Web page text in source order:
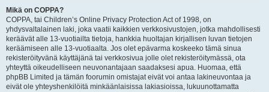
Mikä on COPPA?
COPPA, tai Children’s Online Privacy Protection Act of 1998, on
yhdysvaltalainen laki, joka vaatii kaikkien verkkosivustojen, jotka mahdollisesti
keräävät alle 13-vuotiailta tietoja, hankkia huoltajan kirjallisen luvan tietojen
keräämiseen alle 13-vuotiaalta. Jos olet epävarma koskeeko tämä sinua
rekisteröityvänä käyttäjänä tai verkkosivua jolle olet rekisteröitymässä, ota
yhteyttä oikeudelliseen neuvonantajaan saadaksesi apua. Huomaa, että
phpBB Limited ja tämän foorumin omistajat eivät voi antaa lakineuvontaa ja
eivät ole yhteyshenkilöitä minkäänlaisissa lakiasioissa, lukuunottamatta